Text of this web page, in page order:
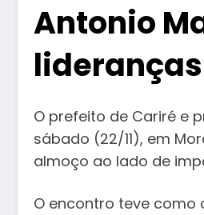
Antonio
O prefeito de Cariré e
sábado (22/11), em
almoço ao lado de
O encontro teve como